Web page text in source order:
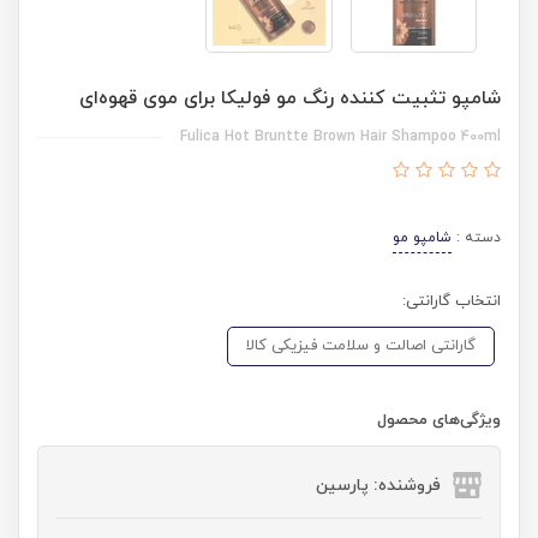
شامپو تثبیت کننده رنگ مو فولیکا برای موی قهوه‌ای
Fulica Hot Bruntte Brown Hair Shampoo 400ml
دسته : شامپو مو
انتخاب گارانتی:
گارانتی اصالت و سلامت فیزیکی کالا
ویژگی‌های محصول
فروشنده: پارسین